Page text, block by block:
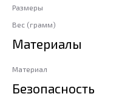
Размеры
Вес (грамм)
Материалы
Материал
Безопасность